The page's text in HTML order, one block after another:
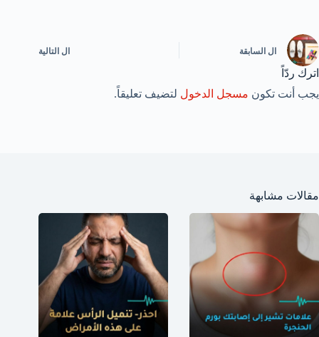
ال السابقة ال التالية
اترك ردّاً
يجب أنت تكون مسجل الدخول لتضيف تعليقاً.
مقالات مشابهة